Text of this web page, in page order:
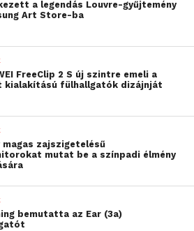
5 milliárd forint értékben.
az iGlue nemcsak népszerű
vonzó befektetői célponttá is
szemüveg nélküli
szoftvert fejlesztő
szívhalált megelőző IQRS-
televíziózás platformját
amelyek szintén tagjai
a legendás Louvre-gyűjtemény
Art Store-ba
FreeClip 2 S új szintre emeli a
kialakítású fülhallgatók dizájnját
magas zajszigetelésű
mutat be a színpadi élmény
bemutatta az Ear (3a)